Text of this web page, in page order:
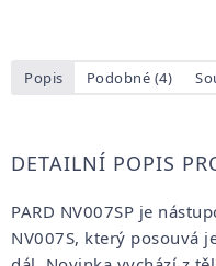
Popis Podobné (4)
DETAILNÍ POPIS
PARD NV007SP je
NV007S, který posouvá